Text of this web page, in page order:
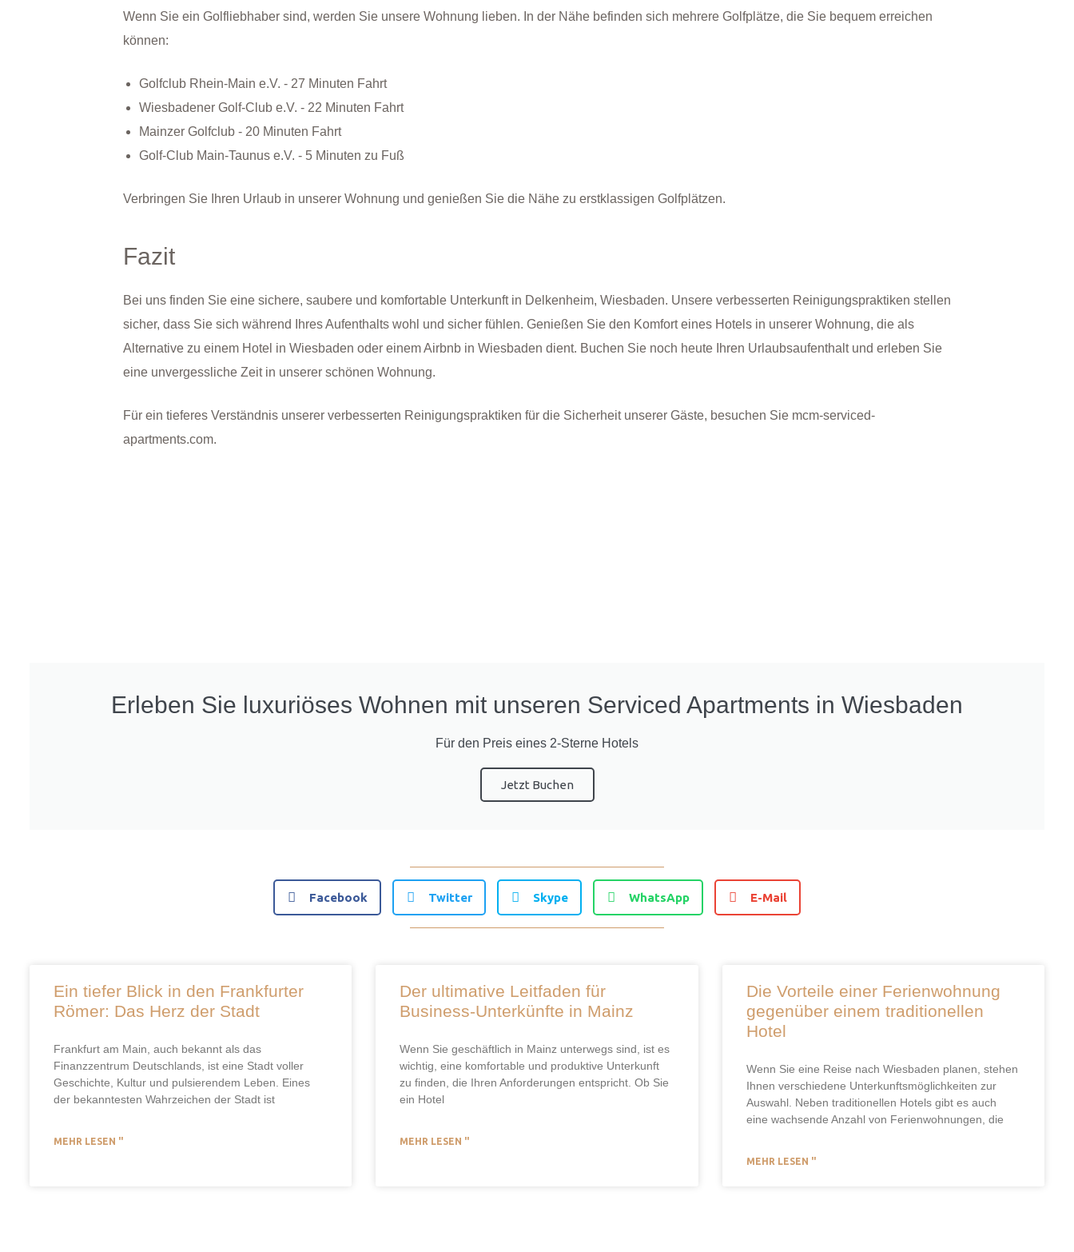
Wenn Sie ein Golfliebhaber sind, werden Sie unsere Wohnung lieben. In der Nähe befinden sich mehrere Golfplätze, die Sie bequem erreichen
können:
Golfclub Rhein-Main e.V. - 27 Minuten Fahrt
Wiesbadener Golf-Club e.V. - 22 Minuten Fahrt
Mainzer Golfclub - 20 Minuten Fahrt
Golf-Club Main-Taunus e.V. - 5 Minuten zu Fuß
Verbringen Sie Ihren Urlaub in unserer Wohnung und genießen Sie die Nähe zu erstklassigen Golfplätzen.
Fazit
Bei uns finden Sie eine sichere, saubere und komfortable Unterkunft in Delkenheim, Wiesbaden. Unsere verbesserten Reinigungspraktiken stellen
sicher, dass Sie sich während Ihres Aufenthalts wohl und sicher fühlen. Genießen Sie den Komfort eines Hotels in unserer Wohnung, die als
Alternative zu einem Hotel in Wiesbaden oder einem Airbnb in Wiesbaden dient. Buchen Sie noch heute Ihren Urlaubsaufenthalt und erleben Sie
eine unvergessliche Zeit in unserer schönen Wohnung.
Für ein tieferes Verständnis unserer verbesserten Reinigungspraktiken für die Sicherheit unserer Gäste, besuchen Sie mcm-serviced-
apartments.com.
Erleben Sie luxuriöses Wohnen mit unseren Serviced Apartments in Wiesbaden
Für den Preis eines 2-Sterne Hotels
Jetzt Buchen
Facebook Twitter Skype WhatsApp E-Mail
Ein tiefer Blick in den Frankfurter
Römer: Das Herz der Stadt
Frankfurt am Main, auch bekannt als das
Finanzzentrum Deutschlands, ist eine Stadt voller
Geschichte, Kultur und pulsierendem Leben. Eines
der bekanntesten Wahrzeichen der Stadt ist
MEHR LESEN "
Der ultimative Leitfaden für
Business-Unterkünfte in Mainz
Wenn Sie geschäftlich in Mainz unterwegs sind, ist es
wichtig, eine komfortable und produktive Unterkunft
zu finden, die Ihren Anforderungen entspricht. Ob Sie
ein Hotel
MEHR LESEN "
Die Vorteile einer Ferienwohnung
gegenüber einem traditionellen
Hotel
Wenn Sie eine Reise nach Wiesbaden planen, stehen
Ihnen verschiedene Unterkunftsmöglichkeiten zur
Auswahl. Neben traditionellen Hotels gibt es auch
eine wachsende Anzahl von Ferienwohnungen, die
MEHR LESEN "